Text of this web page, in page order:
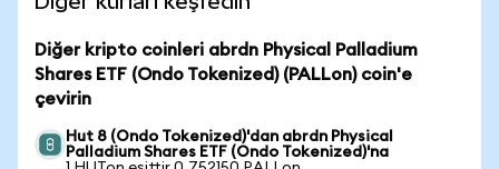
Diğer kripto coinleri abrdn Physical Palladium
Shares ETF (Ondo Tokenized) (PALLon) coin'e
çevirin
Hut 8 (Ondo Tokenized)'dan abrdn Physical
Palladium Shares ETF (Ondo Tokenized)'na